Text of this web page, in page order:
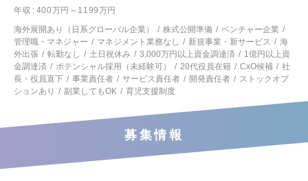
年収
400万円～1199万円
海外展開あり（日系グローバル企業）
株式公開準備
ベンチャー企業
管理職・マネジャー
マネジメント業務なし 新規事業・新サービス
海
外出張
転勤なし 土日祝休み 3,000万円以上資金調達済
1億円以上資
金調達済
ポテンシャル採用（未経験可） 20代役員在籍 CxO候補
社
長・役員直下
事業責任者 サービス責任者 開発責任者
ストックオプ
ションあり
副業してもOK 育児支援制度
募集情報